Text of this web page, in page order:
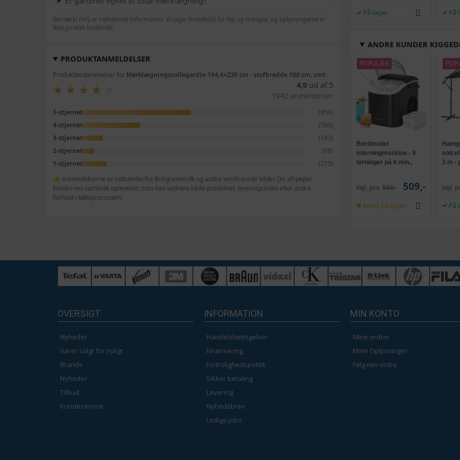
Bemærk: FAQ er vejledende information. Vi tager forbehold for fejl og mangler, og oplysningerne er
ikke juridisk bindende.
PRODUKTANMELDELSER
Produktbedømmelser for Mørklægningsrullegardin 104,4×230 cm - stofbredde 100 cm, sort
★
★ ★
★ ★
★ ★
★ 4,0 ud af 5
1942 anmeldelser
5-stjernet (956)
4-stjernet (500)
3-stjernet (183)
2-stjernet (88)
1-stjernet (215)
⭐ Anmeldelserne er indsamlet fra Boligcenter.dk og andre verificerede kilder. De afspejler
kundernes samlede oplevelse, som kan vedrøre både produktet, leveringstiden eller andre
forhold i købsprocessen.
Hvid - 80 x 230 cm
Hvid - 140 x 230 cm
Beige - 160 x 230 cm
Hvid - 160 x 230 cm
Beige - 140 x 230
Grå - 120 x 230 cm
På lager På
ANDRE KUNDER
POPULÆR
Bordmodel
isterningmaskine - 9
terninger på 6 min.,
Vejl. pris 569,- 509,-
Snart på lager
3 m -
Vejl.
På
OVERSIGT
Nyheder
Varer solgt for nyligt
Brands
Nyheder
Tilbud
Kundeservice
INFORMATION
Handelsbetingelser
Finansering
Fortrolighedspolitik
Sikker betaling
Levering
Nyhedsbrev
Ledige jobs
MIN KONTO
Mine ordrer
Mine Oplysninger
Følg min ordre